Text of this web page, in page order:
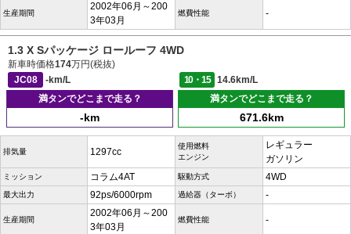
生産期間
2002年06月～200
3年03月
燃費性能 -
1.3 X Sパッケージ ロールーフ 4WD
新車時価格174万円(税抜)
JC08
-km/L 10・15
14.6km/L
満タンでどこまで走る？
-km
満タンでどこまで走る？
671.6km
排気量 1297cc
使用燃料
エンジン
レギュラー
ガソリン
ミッション コラム4AT 駆動方式 4WD
最大出力 92ps/6000rpm 過給器（ターボ） -
生産期間
2002年06月～200
3年03月
燃費性能 -